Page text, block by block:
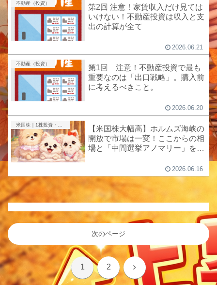
不動産（投資）
第2回 注意！家賃収入だけ見ては
いけない！不動産投資は収入と支
出の計算が全て
2026.06.21
不動産（投資）
第1回 注意！不動産投資で最も
重要なのは「出口戦略」。購入前
に考えるべきこと。
2026.06.20
【米国株大幅高】ホルムズ海峡の
開放で市場は一変！ここからの相
場と「中間選挙アノマリー」を徹
2026.06.16
次のページ
1 2 次